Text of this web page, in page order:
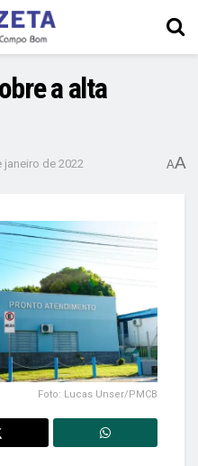
a alta
janeiro de 2022 AA
Foto: Lucas Unser/PMCB